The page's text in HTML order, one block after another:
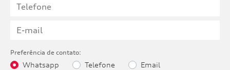
Preferência de contato:
Whatsapp Telefone Email